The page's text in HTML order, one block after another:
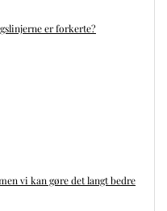
er forkerte?
vi kan gøre det langt bedre